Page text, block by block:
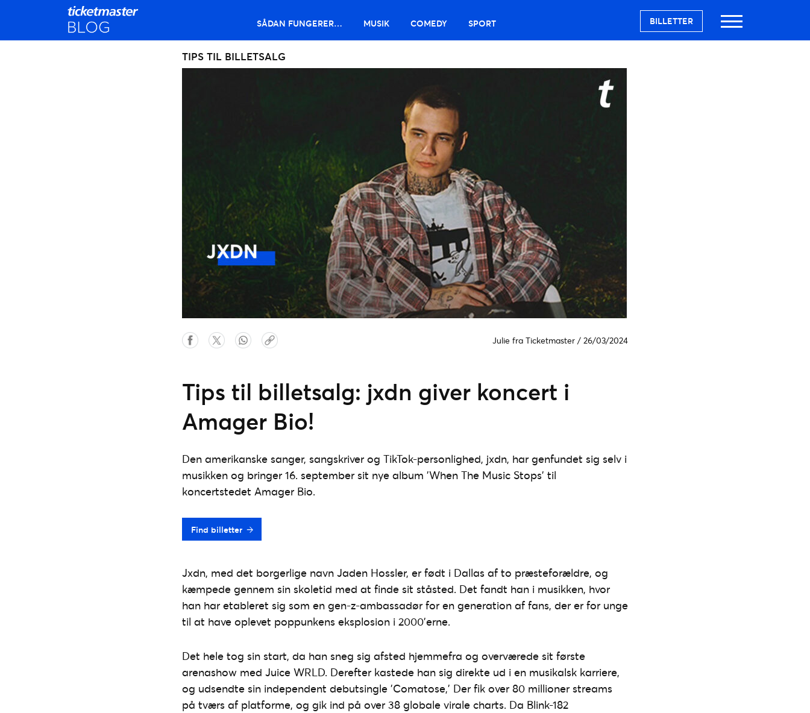
SÅDAN FUNGERER… MUSIK COMEDY SPORT BILLETTER
TIPS TIL BILLETSALG
Julie fra Ticketmaster / 26/03/2024
Tips til billetsalg: jxdn giver koncert i
Amager Bio!
Den amerikanske sanger, sangskriver og TikTok-personlighed, jxdn, har genfundet sig selv i
musikken og bringer 16. september sit nye album ’When The Music Stops’ til
koncertstedet Amager Bio.
Find billetter
Jxdn, med det borgerlige navn Jaden Hossler, er født i Dallas af to præsteforældre, og
kæmpede gennem sin skoletid med at finde sit ståsted. Det fandt han i musikken, hvor
han har etableret sig som en gen-z-ambassadør for en generation af fans, der er for unge
til at have oplevet poppunkens eksplosion i 2000’erne.
Det hele tog sin start, da han sneg sig afsted hjemmefra og overværede sit første
arenashow med Juice WRLD. Derefter kastede han sig direkte ud i en musikalsk karriere,
og udsendte sin independent debutsingle ’Comatose,’ Der fik over 80 millioner streams
på tværs af platforme, og gik ind på over 38 globale virale charts. Da Blink-182